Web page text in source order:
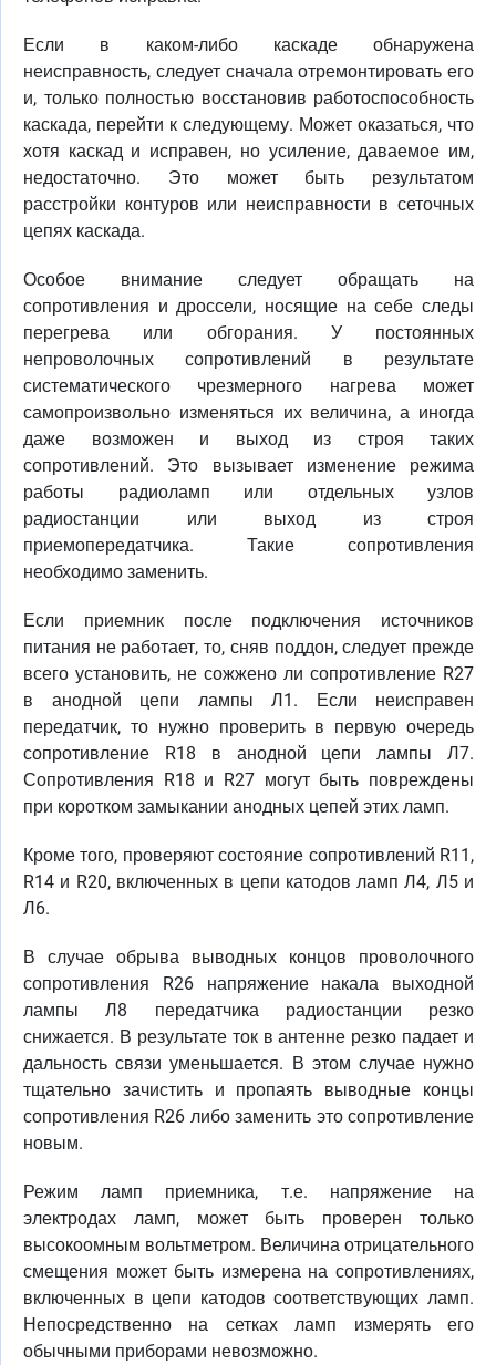
Если в каком-либо каскаде обнаружена
неисправность, следует сначала отремонтировать его
и, только полностью восстановив работоспособность
каскада, перейти к следующему. Может оказаться, что
хотя каскад и исправен, но усиление, даваемое им,
недостаточно. Это может быть результатом
расстройки контуров или неисправности в сеточных
цепях каскада.
Особое внимание следует обращать на
сопротивления и дроссели, носящие на себе следы
перегрева или обгорания. У постоянных
непроволочных сопротивлений в результате
систематического чрезмерного нагрева может
самопроизвольно изменяться их величина, а иногда
даже возможен и выход из строя таких
сопротивлений. Это вызывает изменение режима
работы радиоламп или отдельных узлов
радиостанции или выход из строя
приемопередатчика. Такие сопротивления
необходимо заменить.
Если приемник после подключения источников
питания не работает, то, сняв поддон, следует прежде
всего установить, не сожжено ли сопротивление R27
в анодной цепи лампы Л1. Если неисправен
передатчик, то нужно проверить в первую очередь
сопротивление R18 в анодной цепи лампы Л7.
Сопротивления R18 и R27 могут быть повреждены
при коротком замыкании анодных цепей этих ламп.
Кроме того, проверяют состояние сопротивлений R11,
R14 и R20, включенных в цепи катодов ламп Л4, Л5 и
Л6.
В случае обрыва выводных концов проволочного
сопротивления R26 напряжение накала выходной
лампы Л8 передатчика радиостанции резко
снижается. В результате ток в антенне резко падает и
дальность связи уменьшается. В этом случае нужно
тщательно зачистить и пропаять выводные концы
сопротивления R26 либо заменить это сопротивление
новым.
Режим ламп приемника, т.е. напряжение на
электродах ламп, может быть проверен только
высокоомным вольтметром. Величина отрицательного
смещения может быть измерена на сопротивлениях,
включенных в цепи катодов соответствующих ламп.
Непосредственно на сетках ламп измерять его
обычными приборами невозможно.